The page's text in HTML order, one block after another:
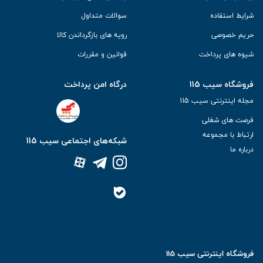
انواع دستگاه‌های کمک تنفسی
دستگاه بخور سرد
دستگاه بخور سرد یک تکنولوژی نوین در زمینه سلامت تنفسی است که از
شرایط استفاده
حریم خصوصی
شیوه های پرداخت
سوالات متداول
رویه های بازگرداندن کالا
قوانین و مقررات
فروشگاه سیب 115
مجله اینترنتی سیب 115
فرصت های شغلی
ارتباط با مجموعه
درباره ما
درگاه امن پرداخت
شبکه‌های اجتماعی سیب 115
فروشگاه اینترنتی سیب 115